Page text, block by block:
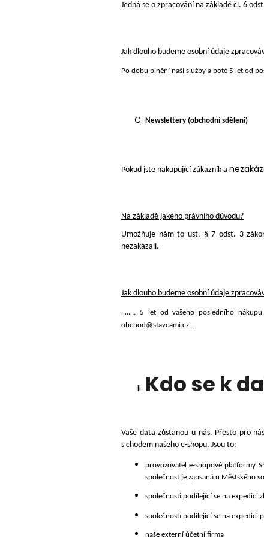
Jedná se o zpracování na základě čl. 6
Jak dlouho budeme osobní údaje
Po dobu plnění naší služby a poté 5 let od
Newslettery (obchodní sdělení)
Pokud jste nakupující zákazník a
Na základě jakého právního důvodu?
Umožňuje nám to ust. § 7 odst. 3
nezakázali.
Jak dlouho budeme osobní údaje
…….. 5 let od vašeho posledního
obchod@stavcami.cz …
Kdo se k
Vaše data zůstanou u nás. Přesto pro
s chodem našeho e-shopu. Jsou to:
provozovatel e-shopové platformy
společnost je zapsaná u Městského
společnosti podílející se na expedici
společnosti podílející se na expedici
naše externí účetní firma